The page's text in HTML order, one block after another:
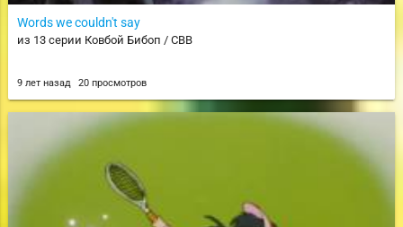
Words we couldn't say
из 13 серии Ковбой Бибоп / CBB
9 лет назад 20 просмотров